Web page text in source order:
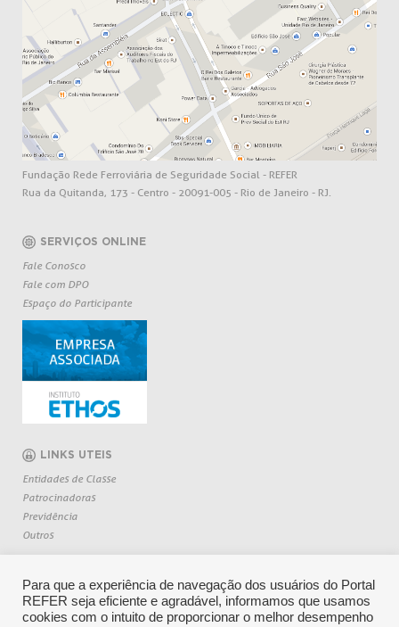
Fundação Rede Ferroviária de Seguridade Social - REFER
Rua da Quitanda, 173 - Centro - 20091-005 - Rio de Janeiro - RJ.
SERVIÇOS ONLINE
Fale Conosco
Fale com DPO
Espaço do Participante
LINKS UTEIS
Entidades de Classe
Patrocinadoras
Previdência
Outros
Para que a experiência de navegação dos usuários do Portal
REFER seja eficiente e agradável, informamos que usamos
cookies com o intuito de proporcionar o melhor desempenho